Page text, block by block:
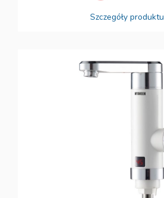
Szczegóły produktu